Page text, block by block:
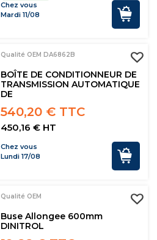
Chez vous
Mardi 11/08
Qualité OEM DA6862B
BOÎTE DE CONDITIONNEUR DE
TRANSMISSION AUTOMATIQUE
DE
540,20 € TTC
450,16 € HT
Chez vous
Lundi 17/08
Qualité OEM
Buse Allongee 600mm
DINITROL